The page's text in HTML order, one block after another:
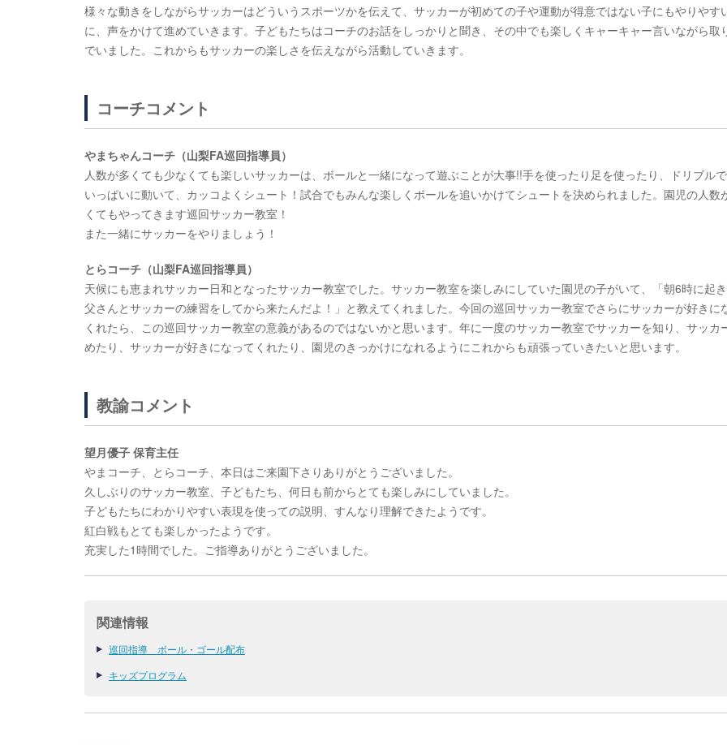
様々な動きをしながらサッカーはどういうスポーツかを伝えて、サッカーが初めての子や運動が得意ではない子にもやりやす
に、声をかけて進めていきます。子どもたちはコーチのお話をしっかりと聞き、その中でも楽しくキャーキャー言いながら取
でいました。これからもサッカーの楽しさを伝えながら活動していきます。
コーチコメント
やまちゃんコーチ（山梨FA巡回指導員）
人数が多くても少なくても楽しいサッカーは、ボールと一緒になって遊ぶことが大事!!手を使ったり足を使ったり、ドリブル
いっぱいに動いて、カッコよくシュート！試合でもみんな楽しくボールを追いかけてシュートを決められました。園児の人数
くてもやってきます巡回サッカー教室！
また一緒にサッカーをやりましょう！
とらコーチ（山梨FA巡回指導員）
天候にも恵まれサッカー日和となったサッカー教室でした。サッカー教室を楽しみにしていた園児の子がいて、「朝6時に起
父さんとサッカーの練習をしてから来たんだよ！」と教えてくれました。今回の巡回サッカー教室でさらにサッカーが好きに
くれたら、この巡回サッカー教室の意義があるのではないかと思います。年に一度のサッカー教室でサッカーを知り、サッカ
めたり、サッカーが好きになってくれたり、園児のきっかけになれるようにこれからも頑張っていきたいと思います。
教諭コメント
望月優子 保育主任
やまコーチ、とらコーチ、本日はご来園下さりありがとうございました。
久しぶりのサッカー教室、子どもたち、何日も前からとても楽しみにしていました。
子どもたちにわかりやすい表現を使っての説明、すんなり理解できたようです。
紅白戦もとても楽しかったようです。
充実した1時間でした。ご指導ありがとうございました。
関連情報
巡回指導 ボール・ゴール配布
キッズプログラム